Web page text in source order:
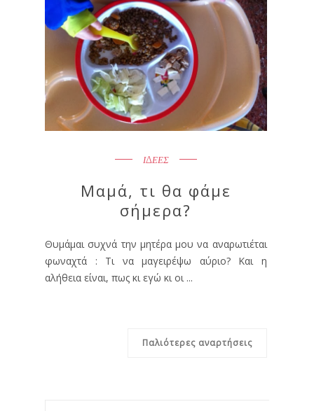
ΙΔΕΕΣ
Μαμά, τι θα φάμε
σήμερα?
Θυμάμαι συχνά την μητέρα μου να αναρωτιέται
φωναχτά : Τι να μαγειρέψω αύριο? Και η
αλήθεια είναι, πως κι εγώ κι οι ...
Παλιότερες αναρτήσεις